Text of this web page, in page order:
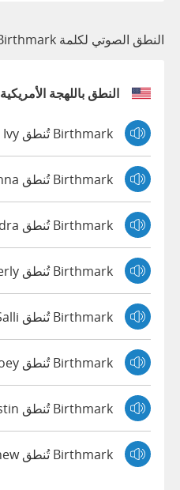
النطق الصوتي لكلمة Birthmark
النطق باللهجة الأمريكية
Birthmark تُنطق Ivy
Birthmark تُنطق Joanna
Birthmark تُنطق Kendra
Birthmark تُنطق Kimberly
Birthmark تُنطق Salli
Birthmark تُنطق Joey
Birthmark تُنطق Justin
Birthmark تُنطق Matthew